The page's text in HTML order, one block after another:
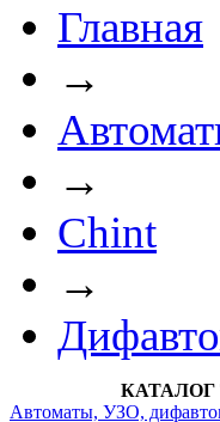
Главная
→
→
Chint
→
КАТАЛОГ
Автоматы, УЗО,